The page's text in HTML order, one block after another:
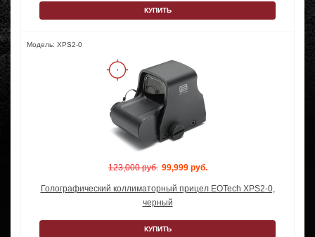
КУПИТЬ
Модель: XPS2-0
123,000 руб. 99,999 руб.
Голографический коллиматорный прицел EOTech XPS2-0,
черный
КУПИТЬ